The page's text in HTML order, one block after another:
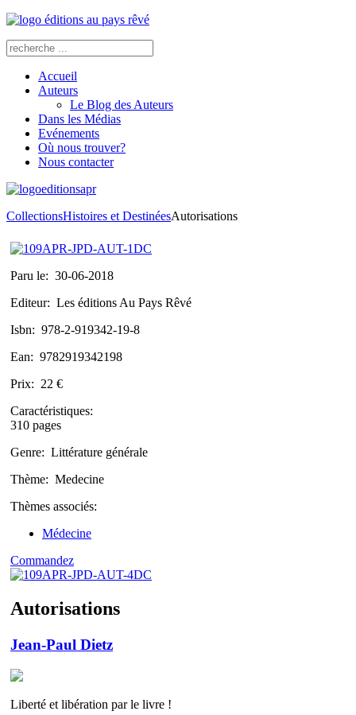
Accueil
Auteurs
Le Blog des Auteurs
Dans les Médias
Evénements
Où nous trouver?
Nous contacter
CollectionsHistoires et DestinéesAutorisations
Paru le: 30-06-2018
Editeur: Les éditions Au Pays Rêvé
Isbn: 978-2-919342-19-8
Ean: 9782919342198
Prix: 22 €
Caractéristiques:
310 pages
Genre: Littérature générale
Thème: Medecine
Thèmes associés:
Médecine
Commandez
Autorisations
Jean-Paul Dietz
Liberté et libération par le livre !